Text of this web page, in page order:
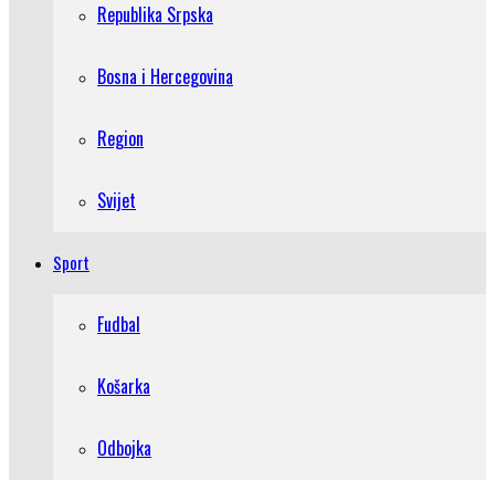
Republika Srpska
Bosna i Hercegovina
Region
Svijet
Sport
Fudbal
Košarka
Odbojka